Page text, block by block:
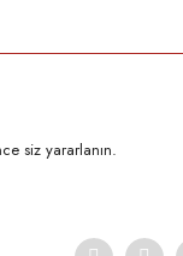
siz yararlanın.